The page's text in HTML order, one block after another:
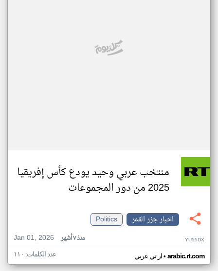
منتخب عربي وحيد يودع كأس إفريقيا
2025 من دور المجموعات
اخبار جزر القمر
Politics
Jan 01, 2026
منذ ٧ أشهر YU55DX
ار تي عربي• arabic.rt.com عدد الكلمات: ١١٠